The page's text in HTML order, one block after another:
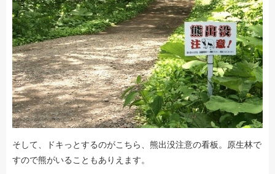
そして、ドキっとするのがこちら、熊出没注意の看板。原生林で
すので熊がいることもありえます。